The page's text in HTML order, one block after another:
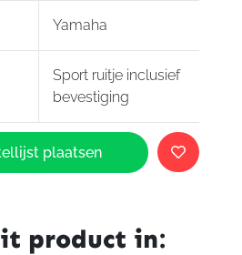
Yamaha
Sport ruitje inclusief
bevestiging
plaatsen
product in: